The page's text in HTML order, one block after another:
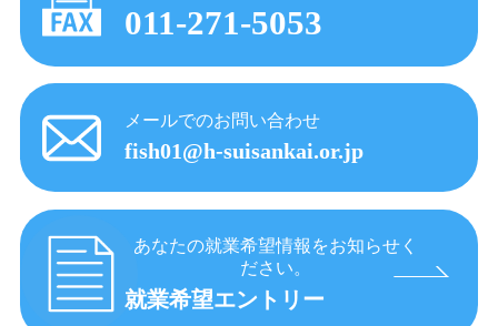
011-271-5053
メールでのお問い合わせ
fish01@h-suisankai.or.jp
あなたの就業希望情報をお知らせく
ださい。
就業希望エントリー